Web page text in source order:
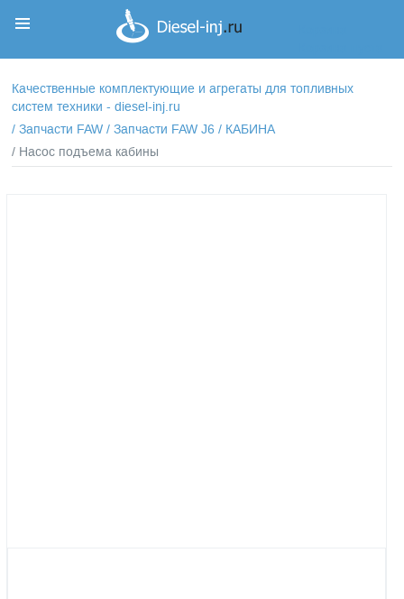
Качественные комплектующие и агрегаты для топливных
систем техники - diesel-inj.ru
/Запчасти FAW /Запчасти FAW J6 / КАБИНА
/ Насос подъема кабины